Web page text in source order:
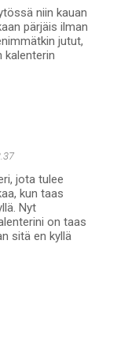
niin kauan
pärjäis ilman
jutut,
kalenterin
jota tulee
kun taas
Nyt
on taas
sitä en kyllä